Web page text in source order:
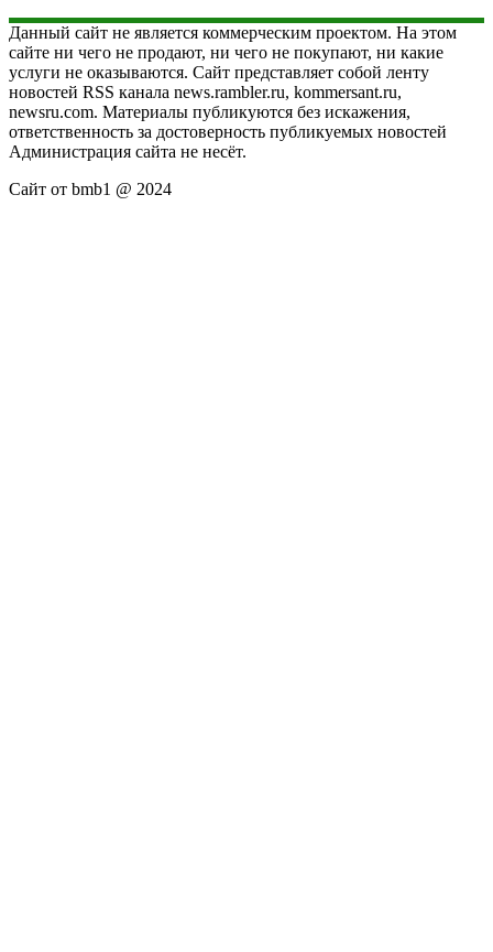
Данный сайт не является коммерческим проектом. На этом
сайте ни чего не продают, ни чего не покупают, ни какие
услуги не оказываются. Сайт представляет собой ленту
новостей RSS канала news.rambler.ru, kommersant.ru,
newsru.com. Материалы публикуются без искажения,
ответственность за достоверность публикуемых новостей
Администрация сайта не несёт.
Сайт от bmb1 @ 2024